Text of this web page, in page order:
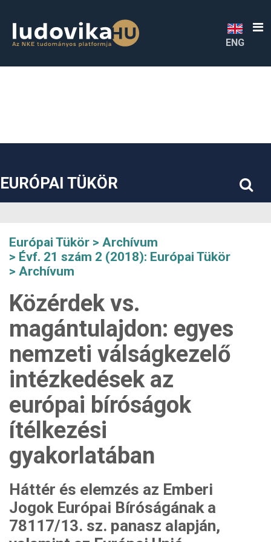
##plugins.themes.bootstrap3.accessible_menu.sidebar##
ENG
EURÓPAI TÜKÖR
Európai Tükör
Archívum
Évf. 21 szám 2 (2018): Európai Tükör
Archívum
Közérdek vs.
magántulajdon: egyes
nemzeti válságkezelő
intézkedések az
európai bíróságok
ítélkezési
gyakorlatában
Háttér és elemzés az Emberi
Jogok Európai Bíróságának a
78117/13. sz. panasz alapján,